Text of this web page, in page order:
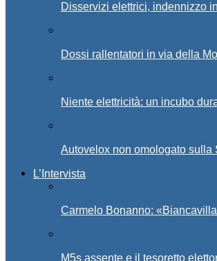
Disservizi elettrici, indennizzo
Dossi rallentatori in via della
Niente elettricità: un incubo
Autovelox non omologato sulla
L’Intervista
Carmelo Bonanno:
M5s assente e il tesoretto